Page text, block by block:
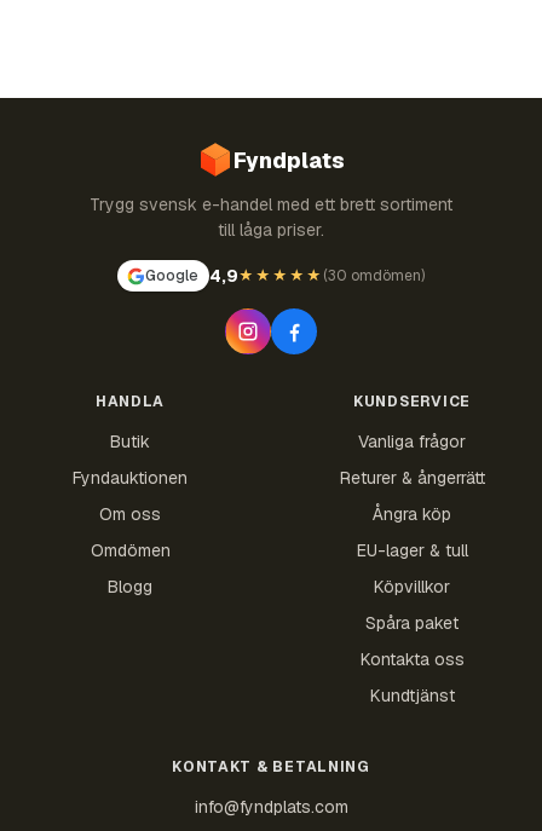
Fyndplats
Trygg svensk e-handel med ett brett sortiment
till låga priser.
Google 4,9★★★★★ (30 omdömen)
HANDLA
Butik
Fyndauktionen
Om oss
Omdömen
Blogg
KUNDSERVICE
Vanliga frågor
Returer & ångerrätt
Ångra köp
EU-lager & tull
Köpvillkor
Spåra paket
Kontakta oss
Kundtjänst
KONTAKT & BETALNING
info@fyndplats.com